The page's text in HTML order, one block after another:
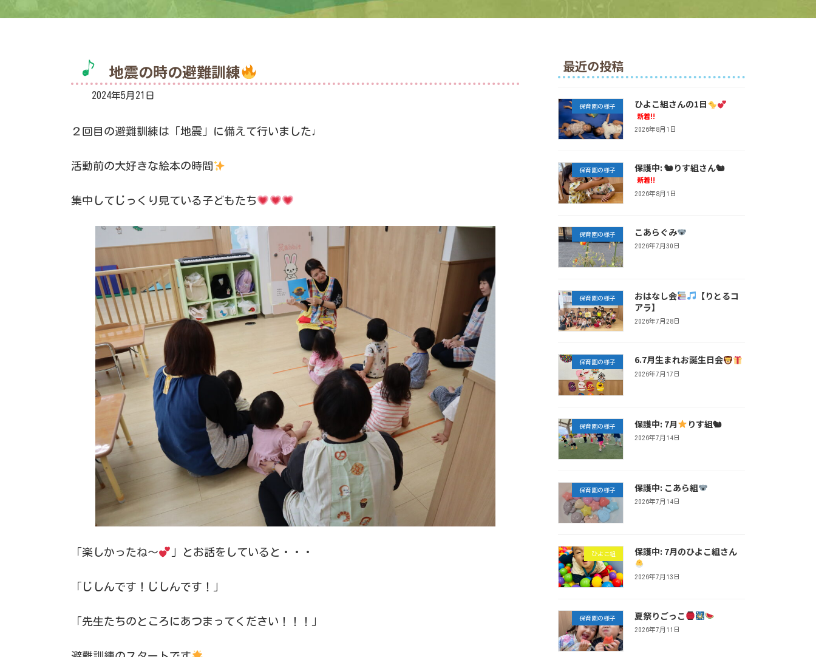
地震の時の避難訓練
2024年5月21日
２回目の避難訓練は「地震」に備えて行いました♩
活動前の大好きな絵本の時間
集中してじっくり見ている子どもたち
「楽しかったね～ 」とお話をしていると・・・
「じしんです！じしんです！」
「先生たちのところにあつまってください！！！」
最近の投稿
保育園の様子 ひよこ組さんの1日
新着!!
2026年8月1日
保育園の様子 保護中: 🐿りす組さん🐿
新着!!
2026年8月1日
保育園の様子 こあらぐみ
2026年7月30日
保育園の様子 おはなし会
【りとるコ
アラ】
2026年7月28日
保育園の様子 6.7月生まれお誕生日会
2026年7月17日
保育園の様子 保護中: 7月 りす組🐿
2026年7月14日
保育園の様子 保護中: こあら組
2026年7月14日
ひよこ組 保護中: 7月のひよこ組さん
2026年7月13日
保育園の様子 夏祭りごっこ
2026年7月11日